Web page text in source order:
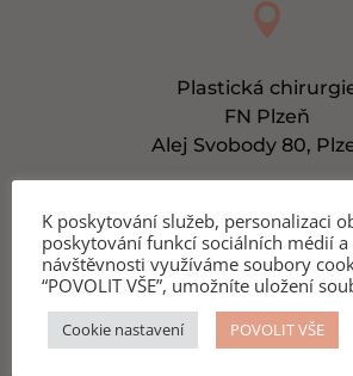

Plastická
FN Plzeň
Alej Svobody 80,


K poskytování služeb, personalizaci
poskytování funkcí sociálních médií a
návštěvnosti využíváme soubory
“POVOLIT VŠE”, umožníte uložení
Cookie nastavení POVOLIT VŠE